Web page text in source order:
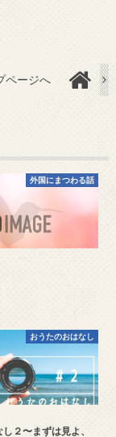
ページへ
外国にまつわる話
おうたのおはなし
２〜まずは見よ、